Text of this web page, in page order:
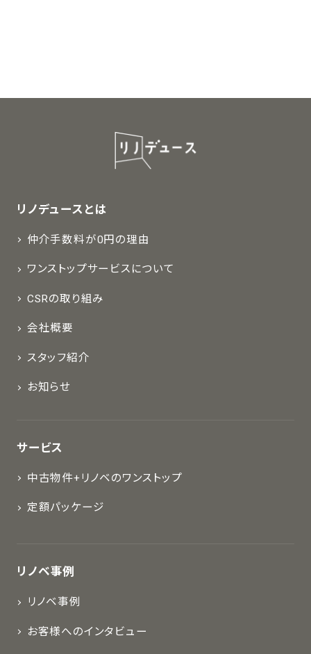
リノデュースとは
仲介手数料が0円の理由
ワンストップサービスについて
CSRの取り組み
会社概要
スタッフ紹介
お知らせ
サービス
中古物件+リノベのワンストップ
定額パッケージ
リノベ事例
リノベ事例
お客様へのインタビュー